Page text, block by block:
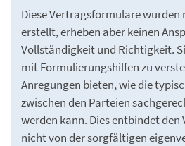
Diese Vertragsformulare
erstellt, erheben aber keinen
Vollständigkeit und Richtigkeit.
mit Formulierungshilfen zu
Anregungen bieten, wie die
zwischen den Parteien
werden kann. Dies entbindet den
nicht von der sorgfältigen